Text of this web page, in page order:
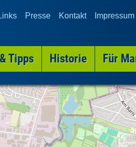
Presse Kontakt Impressum
Tipps Historie Für